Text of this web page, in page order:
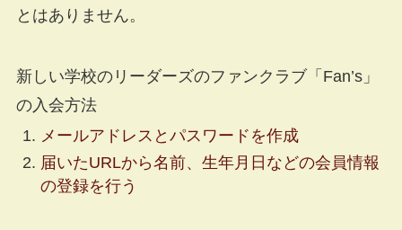
とはありません。
新しい学校のリーダーズのファンクラブ「Fan’s」
の入会方法
メールアドレスとパスワードを作成
届いたURLから名前、生年月日などの会員情報
の登録を行う